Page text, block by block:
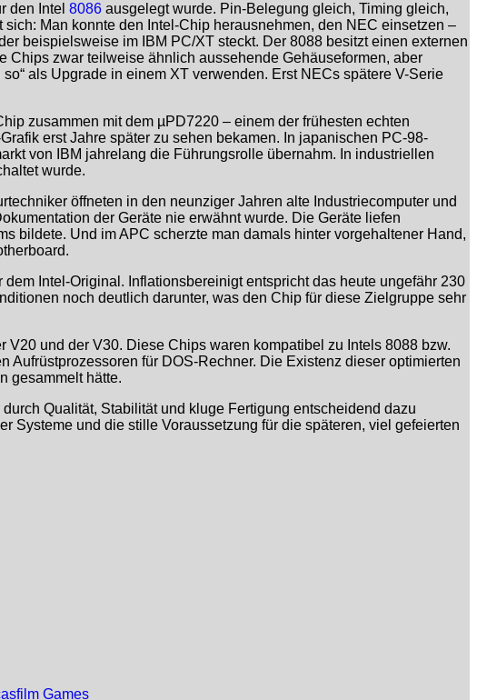
den Intel 8086 ausgelegt wurde. Pin-Belegung gleich, Timing gleich,
Man konnte den Intel-Chip herausnehmen, den NEC einsetzen –
beispielsweise im IBM PC/XT steckt. Der 8088 besitzt einen externen
Chips zwar teilweise ähnlich aussehende Gehäuseformen, aber
als Upgrade in einem XT verwenden. Erst NECs spätere V-Serie
zusammen mit dem µPD7220 – einem der frühesten echten
erst Jahre später zu sehen bekamen. In japanischen PC-98-
von IBM jahrelang die Führungsrolle übernahm. In industriellen
wurde.
öffneten in den neunziger Jahren alte Industriecomputer und
der Geräte nie erwähnt wurde. Die Geräte liefen
bildete. Und im APC scherzte man damals hinter vorgehaltener Hand,
Intel-Original. Inflationsbereinigt entspricht das heute ungefähr 230
noch deutlich darunter, was den Chip für diese Zielgruppe sehr
und der V30. Diese Chips waren kompatibel zu Intels 8088 bzw.
für DOS-Rechner. Die Existenz dieser optimierten
gesammelt hätte.
Qualität, Stabilität und kluge Fertigung entscheidend dazu
Systeme und die stille Voraussetzung für die späteren, viel gefeierten
Games